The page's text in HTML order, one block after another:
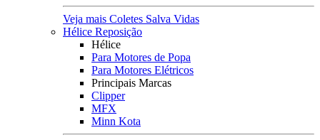
Veja mais Coletes Salva Vidas
Hélice Reposição
Hélice
Para Motores de Popa
Para Motores Elétricos
Principais Marcas
Clipper
MFX
Minn Kota